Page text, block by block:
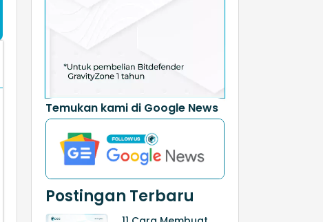
Temukan kami di Google News
Postingan Terbaru